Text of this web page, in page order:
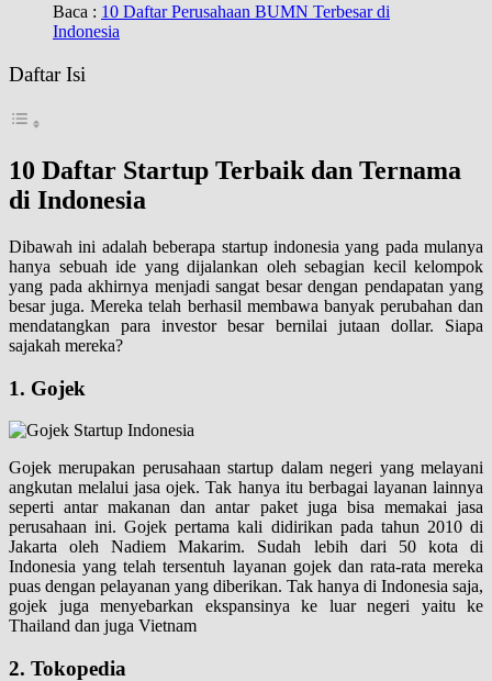
Baca : 10 Daftar Perusahaan BUMN Terbesar di
Indonesia
Daftar Isi
10 Daftar Startup Terbaik dan Ternama
di Indonesia
Dibawah ini adalah beberapa startup indonesia yang pada mulanya
hanya sebuah ide yang dijalankan oleh sebagian kecil kelompok
yang pada akhirnya menjadi sangat besar dengan pendapatan yang
besar juga. Mereka telah berhasil membawa banyak perubahan dan
mendatangkan para investor besar bernilai jutaan dollar. Siapa
sajakah mereka?
1. Gojek
Gojek merupakan perusahaan startup dalam negeri yang melayani
angkutan melalui jasa ojek. Tak hanya itu berbagai layanan lainnya
seperti antar makanan dan antar paket juga bisa memakai jasa
perusahaan ini. Gojek pertama kali didirikan pada tahun 2010 di
Jakarta oleh Nadiem Makarim. Sudah lebih dari 50 kota di
Indonesia yang telah tersentuh layanan gojek dan rata-rata mereka
puas dengan pelayanan yang diberikan. Tak hanya di Indonesia saja,
gojek juga menyebarkan ekspansinya ke luar negeri yaitu ke
Thailand dan juga Vietnam
2. Tokopedia